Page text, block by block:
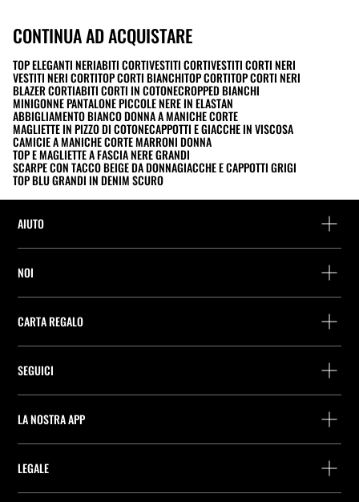
CONTINUA AD ACQUISTARE
TOP ELEGANTI NERIABITI CORTIVESTITI CORTIVESTITI CORTI NERI
VESTITI NERI CORTITOP CORTI BIANCHITOP CORTITOP CORTI NERI
BLAZER CORTIABITI CORTI IN COTONECROPPED BIANCHI
MINIGONNE PANTALONE PICCOLE NERE IN ELASTAN
ABBIGLIAMENTO BIANCO DONNA A MANICHE CORTE
MAGLIETTE IN PIZZO DI COTONECAPPOTTI E GIACCHE IN VISCOSA
CAMICIE A MANICHE CORTE MARRONI DONNA
TOP E MAGLIETTE A FASCIA NERE GRANDI
SCARPE CON TACCO BEIGE DA DONNAGIACCHE E CAPPOTTI GRIGI
TOP BLU GRANDI IN DENIM SCURO
AIUTO
Rintraccia il tuo ordine
Ricerca dei punti di consegna
Preferenze per i cookie
NOI
Società
Company Profile
CARTA REGALO
Acquisto Carta Regalo
SEGUICI
LA NOSTRA APP
LEGALE